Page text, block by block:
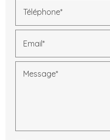
Téléphone*
Email*
Message*